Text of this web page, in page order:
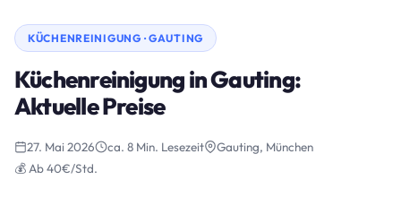
KÜCHENREINIGUNG · GAUTING
Küchenreinigung in Gauting:
Aktuelle Preise
27. Mai 2026 ca. 8 Min. Lesezeit
Gauting, München
💰 Ab 40€/Std.